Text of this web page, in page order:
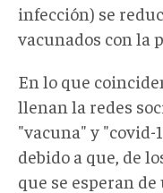
infección) se
vacunados con la
En lo que
llenan la redes
"vacuna" y "covid-
debido a que, de
que se esperan